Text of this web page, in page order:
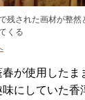
残された画材が整
くる
が使用したま
にしていた香